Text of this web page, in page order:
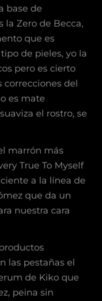
base de
la Zero de Becca,
que es
de pieles, yo la
pero es cierto
correcciones del
es mate
el rostro, se
marrón más
True To Myself
a la línea de
que da un
nuestra cara
las pestañas el
de Kiko que
peina sin